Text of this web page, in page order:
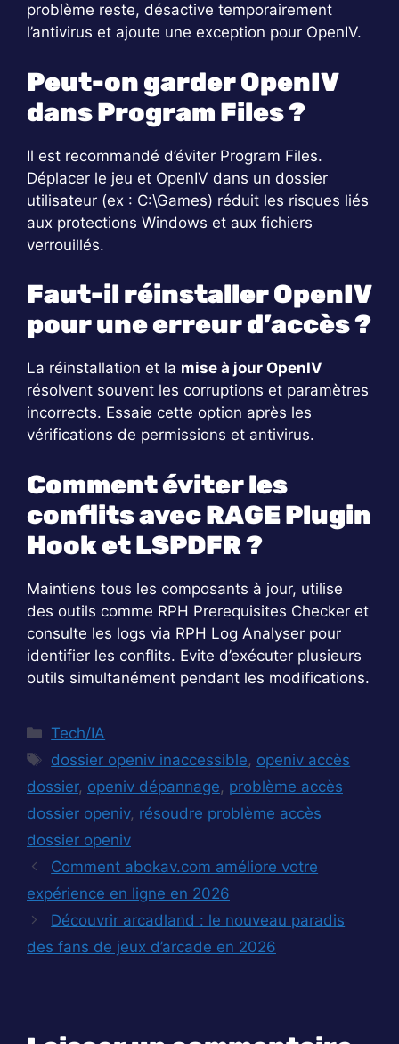
problème reste, désactive temporairement
l’antivirus et ajoute une exception pour OpenIV.
Peut-on garder OpenIV
dans Program Files ?
Il est recommandé d’éviter Program Files.
Déplacer le jeu et OpenIV dans un dossier
utilisateur (ex : C:\Games) réduit les risques liés
aux protections Windows et aux fichiers
verrouillés.
Faut-il réinstaller OpenIV
pour une erreur d’accès ?
La réinstallation et la mise à jour OpenIV
résolvent souvent les corruptions et paramètres
incorrects. Essaie cette option après les
vérifications de permissions et antivirus.
Comment éviter les
conflits avec RAGE Plugin
Hook et LSPDFR ?
Maintiens tous les composants à jour, utilise
des outils comme RPH Prerequisites Checker et
consulte les logs via RPH Log Analyser pour
identifier les conflits. Evite d’exécuter plusieurs
outils simultanément pendant les modifications.
Catégories
Tech/IA
Étiquettes
dossier openiv inaccessible, openiv accès
dossier, openiv dépannage, problème accès
dossier openiv, résoudre problème accès
dossier openiv
Comment abokav.com améliore votre
expérience en ligne en 2026
Découvrir arcadland : le nouveau paradis
des fans de jeux d’arcade en 2026